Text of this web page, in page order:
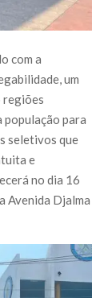
com a
um
regiões
população para
seletivos que
e
no dia 16
Avenida Djalma